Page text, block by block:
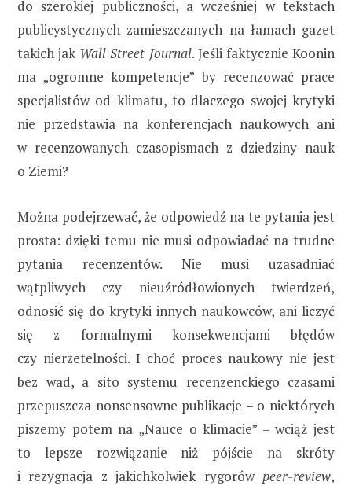
do szerokiej publiczności, a wcześniej w tekstach
publicystycznych zamieszczanych na łamach gazet
takich jak Wall Street Journal. Jeśli faktycznie Koonin
ma „ogromne kompetencje” by recenzować prace
specjalistów od klimatu, to dlaczego swojej krytyki
nie przedstawia na konferencjach naukowych ani
w recenzowanych czasopismach z dziedziny nauk
o Ziemi?
Można podejrzewać, że odpowiedź na te pytania jest
prosta: dzięki temu nie musi odpowiadać na trudne
pytania recenzentów. Nie musi uzasadniać
wątpliwych czy nieuźródłowionych twierdzeń,
odnosić się do krytyki innych naukowców, ani liczyć
się z formalnymi konsekwencjami błędów
czy nierzetelności. I choć proces naukowy nie jest
bez wad, a sito systemu recenzenckiego czasami
przepuszcza nonsensowne publikacje – o niektórych
piszemy potem na „Nauce o klimacie” – wciąż jest
to lepsze rozwiązanie niż pójście na skróty
i rezygnacja z jakichkolwiek rygorów peer-review,